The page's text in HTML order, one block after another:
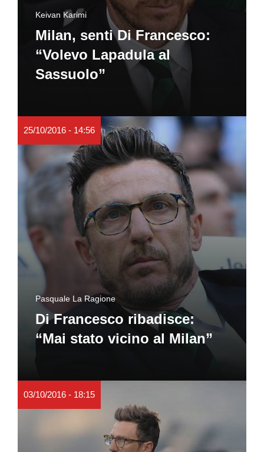
Keivan Karimi
Milan, senti Di Francesco:
“Volevo Lapadula al
Sassuolo”
25/10/2016 - 14:56
Pasquale La Ragione
Di Francesco ribadisce:
“Mai stato vicino al Milan”
03/10/2016 - 18:15